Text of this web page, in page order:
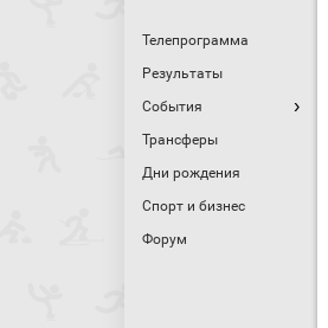
Телепрограмма
Результаты
События
Трансферы
Дни рождения
Спорт и бизнес
Форум